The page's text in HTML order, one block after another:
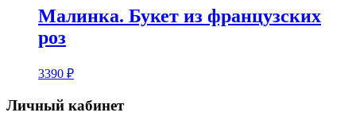
Малинка. Букет из французских
роз
3390 ₽
Личный кабинет